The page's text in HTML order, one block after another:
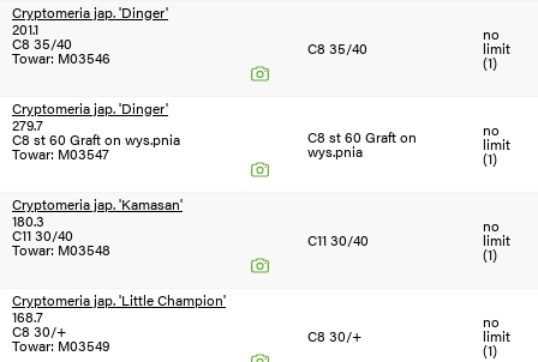
Cryptomeria jap. 'Dinger'
201.1
C8 35/40
Towar: M03546 C8 35/40
no
limit
(1)
Cryptomeria jap. 'Dinger'
279.7
C8 st 60 Graft on wys.pnia
Towar: M03547
C8 st 60 Graft on
wys.pnia
no
limit
(1)
Cryptomeria jap. 'Kamasan'
180.3
C11 30/40
Towar: M03548 C11 30/40
no
limit
(1)
Cryptomeria jap. 'Little Champion'
168.7
C8 30/+
Towar: M03549 C8 30/+
no
limit
(1)